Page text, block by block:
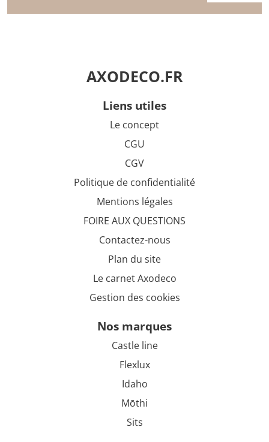
AXODECO.FR
liens utiles
Le concept
CGU
CGV
Politique de confidentialité
Mentions légales
FOIRE AUX QUESTIONS
Contactez-nous
Plan du site
Le carnet Axodeco
Gestion des cookies
nos marques
Castle line
Flexlux
Idaho
Mōthi
Sits